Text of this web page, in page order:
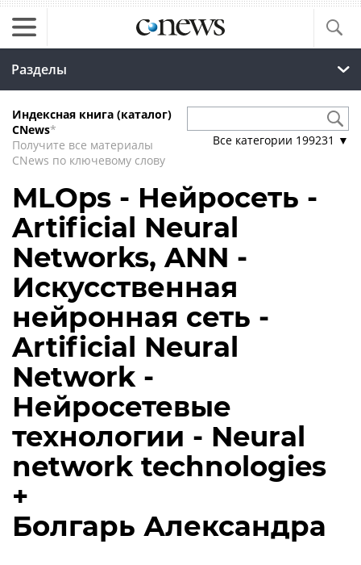
Разделы
Индексная книга (каталог)
CNews*
Получите все материалы
CNews по ключевому слову
Все категории 199231 ▼
MLOps - Нейросеть -
Artificial Neural
Networks, ANN -
Искусственная
нейронная сеть -
Artificial Neural
Network -
Нейросетевые
технологии - Neural
network technologies
+
Болгарь Александра